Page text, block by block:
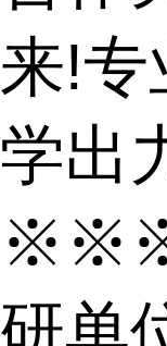
来!专
学出
※※※
研单